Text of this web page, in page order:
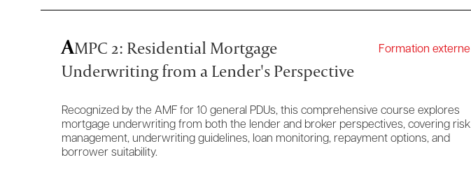
AMPC 2: Residential Mortgage
Underwriting from a Lender's Perspective
Formation externe
Recognized by the AMF for 10 general PDUs, this comprehensive course explores
mortgage underwriting from both the lender and broker perspectives, covering risk
management, underwriting guidelines, loan monitoring, repayment options, and
borrower suitability.